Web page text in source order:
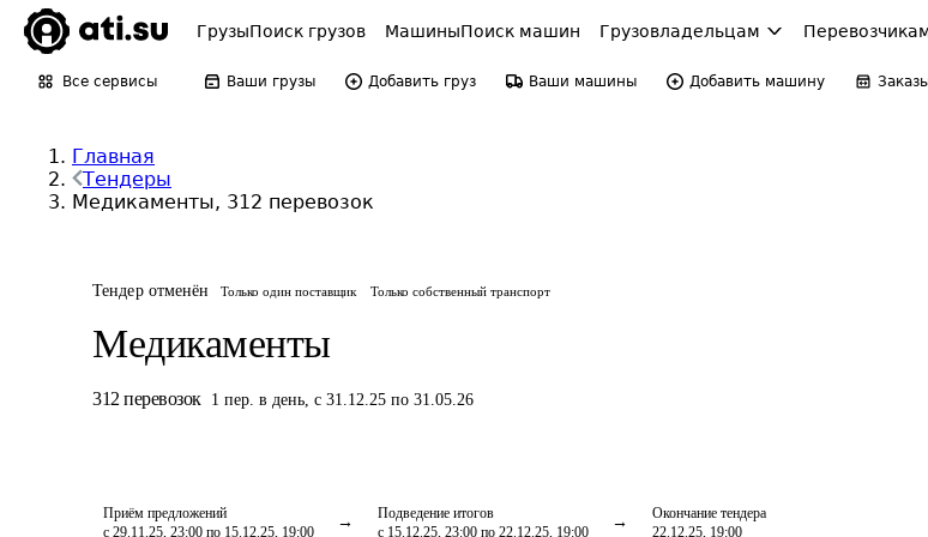
ГрузыПоиск грузов МашиныПоиск машин Грузовладельцам
Все сервисы Ваши грузы Добавить груз Ваши машины Добавить машину
Главная
Тендеры
Медикаменты, 312 перевозок
Тендер отменён Только один поставщик Только собственный транспорт
Медикаменты
312 перевозок 1 пер. в день, с 31.12.25 по 31.05.26
Приём предложений
с 29.11.25, 23:00 по 15.12.25, 19:00
Подведение итогов
с 15.12.25, 23:00 по 22.12.25, 19:00
Окончание тендера
22.12.25, 19:00